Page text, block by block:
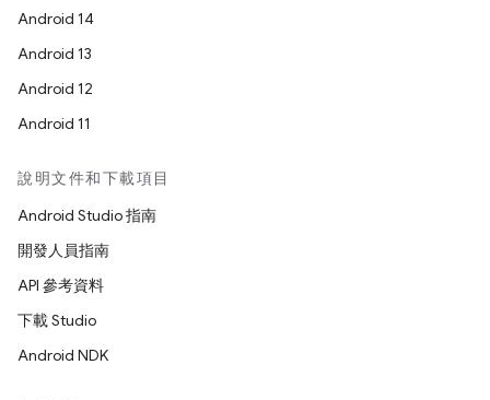
Android 14
Android 13
Android 12
Android 11
說明文件和下載項目
Android Studio 指南
開發人員指南
API 參考資料
下載 Studio
Android NDK